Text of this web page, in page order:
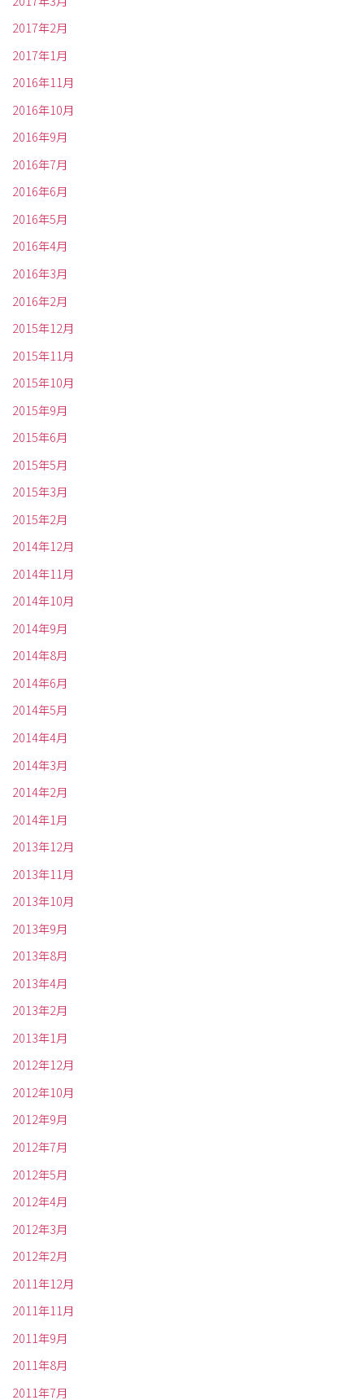
2017年2月
2017年1月
2016年11月
2016年10月
2016年9月
2016年7月
2016年6月
2016年5月
2016年4月
2016年3月
2016年2月
2015年12月
2015年11月
2015年10月
2015年9月
2015年6月
2015年5月
2015年3月
2015年2月
2014年12月
2014年11月
2014年10月
2014年9月
2014年8月
2014年6月
2014年5月
2014年4月
2014年3月
2014年2月
2014年1月
2013年12月
2013年11月
2013年10月
2013年9月
2013年8月
2013年4月
2013年2月
2013年1月
2012年12月
2012年10月
2012年9月
2012年7月
2012年5月
2012年4月
2012年3月
2012年2月
2011年12月
2011年11月
2011年9月
2011年8月
2011年7月